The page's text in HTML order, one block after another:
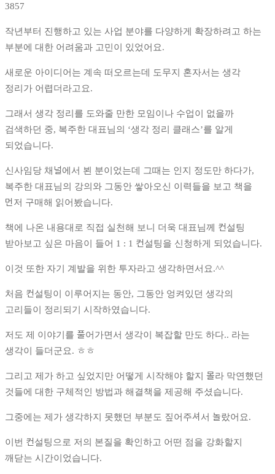
3857
작년부터 진행하고 있는 사업 분야를 다양하게 확장하려고 하는
부분에 대한 어려움과 고민이 있었어요.
새로운 아이디어는 계속 떠오르는데 도무지 혼자서는 생각
정리가 어렵더라고요.
그래서 생각 정리를 도와줄 만한 모임이나 수업이 없을까
검색하던 중, 복주한 대표님의 ‘생각 정리 클래스’를 알게
되었습니다.
신사임당 채널에서 뵌 분이었는데 그때는 인지 정도만 하다가,
복주한 대표님의 강의와 그동안 쌓아오신 이력들을 보고 책을
먼저 구매해 읽어봤습니다.
책에 나온 내용대로 직접 실천해 보니 더욱 대표님께 컨설팅
받아보고 싶은 마음이 들어 1 : 1 컨설팅을 신청하게 되었습니다.
이것 또한 자기 계발을 위한 투자라고 생각하면서요.^^
처음 컨설팅이 이루어지는 동안, 그동안 엉켜있던 생각의
고리들이 정리되기 시작하였습니다.
저도 제 이야기를 풀어가면서 생각이 복잡할 만도 하다.. 라는
생각이 들더군요. ㅎㅎ
그리고 제가 하고 싶었지만 어떻게 시작해야 할지 몰라 막연했던
것들에 대한 구체적인 방법과 해결책을 제공해 주셨습니다.
그중에는 제가 생각하지 못했던 부분도 짚어주셔서 놀랐어요.
이번 컨설팅으로 저의 본질을 확인하고 어떤 점을 강화할지
깨닫는 시간이었습니다.